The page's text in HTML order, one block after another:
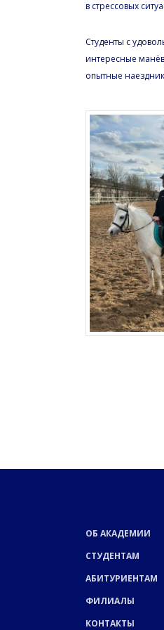
в стрессовых
Студенты с
интересные
опытные
ОБ АКАДЕМИИ
СТУДЕНТАМ
АБИТУРИЕНТАМ
ФИЛИАЛЫ
КОНТАКТЫ